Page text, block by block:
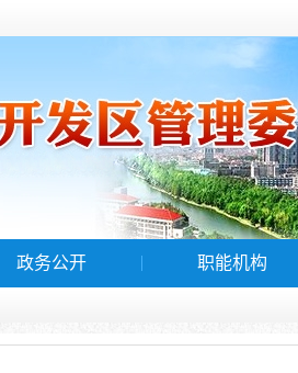
政务公开 职能机构